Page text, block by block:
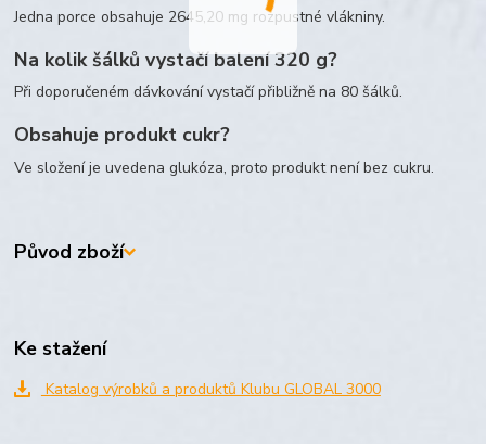
Jedna porce obsahuje 2645,20 mg rozpustné vlákniny.
Na kolik šálků vystačí balení 320 g?
Při doporučeném dávkování vystačí přibližně na 80 šálků.
Obsahuje produkt cukr?
Ve složení je uvedena glukóza, proto produkt není bez cukru.
Původ zboží
Ke stažení
Katalog výrobků a produktů Klubu GLOBAL 3000